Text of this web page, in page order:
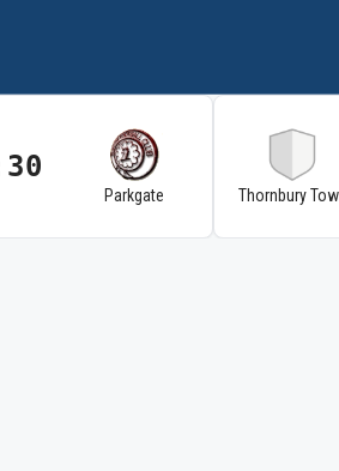
Parkgate Thornbury